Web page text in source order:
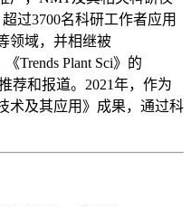
过3700名科研工作者应用
领域，并相继被
《Trends Plant Sci》的
荐和报道。2021年，作为
术及其应用》成果，通过科